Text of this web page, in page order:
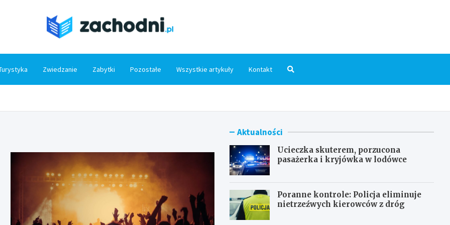
Zwiedzanie Zabytki Pozostałe Wszystkie artykuły Kontakt
Aktualności
Ucieczka skuterem, porzucona
pasażerka i kryjówka w lodówce
Poranne kontrole: Policja eliminuje
nietrzeźwych kierowców z dróg